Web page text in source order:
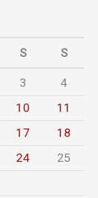
S S
3
4
10
11
17
18
24
25